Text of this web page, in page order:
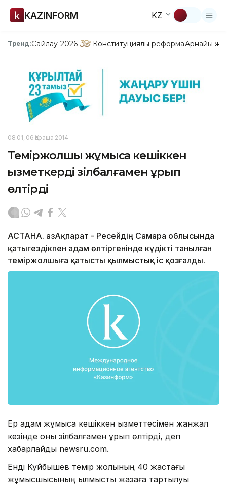
KAZINFORM KZ
Тренд:Сайлау-2026 Конституциялық реформаАрнайы
08:01, 06 Қараша 2014
Теміржолшы жұмысқа кешіккен
қызметкерді зілбалғамен ұрып
өлтірді
АСТАНА. ҚазАқпарат - Ресейдің Самара облысында
қатыгездікпен адам өлтіргенінде күдікті танылған
теміржолшыға қатысты қылмыстық іс қозғалды.
Ер адам жұмысқа кешіккен қызметтесімен жанжал
кезінде оны зілбалғамен ұрып өлтірді, деп
хабарлайды newsru.com.
Енді Куйбышев темір жолының 40 жастағы
жұмысшысының қылмыстық жазаға тартылуы